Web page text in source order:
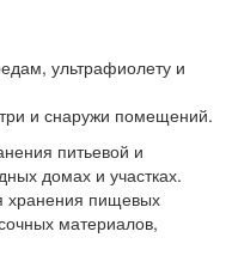
ультрафиолету и
и снаружи помещений.
питьевой и
домах и участках.
хранения пищевых
материалов,